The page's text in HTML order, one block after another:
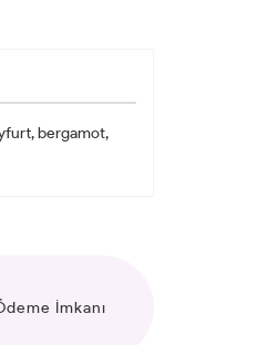
bergamot,
İmkanı